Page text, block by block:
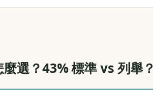
選？43% 標準 vs 列舉？